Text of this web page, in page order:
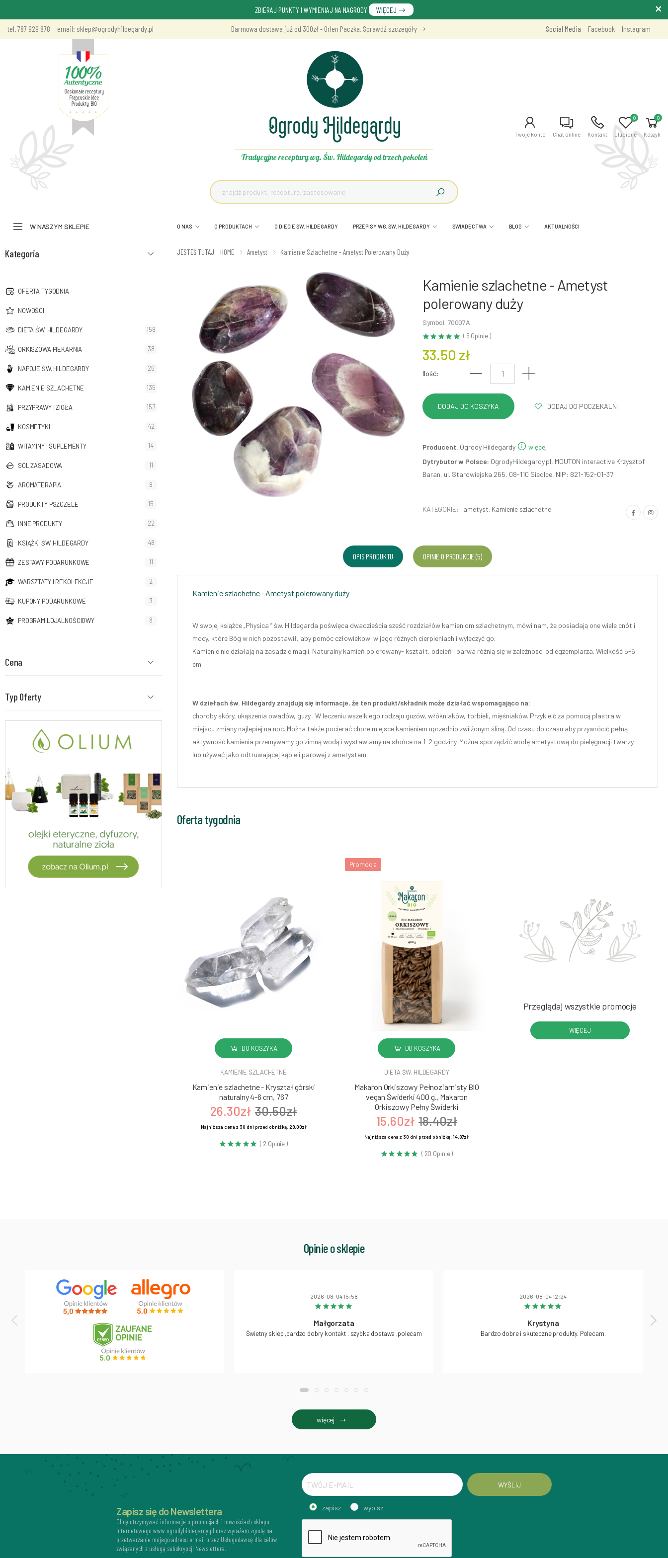
ZBIERAJ PUNKTY I WYMIENIAJ NA NAGRODY
WIĘCEJ
tel. 787 929 878
email: sklep@ogrodyhildegardy.pl Darmowa dostawa już od 300zł - Orlen Paczka. Sprawdź szczegóły Social Media Facebook Instagram
Tradycyjne receptury wg. Św. Hildegardy od trzech pokoleń
Twoje konto Chat online Kontakt Ulubione
0 0
Koszyk
W NASZYM SKLEPIE O NAS O PRODUKTACH O DIECIE ŚW. HILDEGARDY PRZEPISY WG. ŚW. HILDEGARDY ŚWIADECTWA BLOG AKTUALNOŚCI
Kategoria
OFERTA TYGODNIA
NOWOŚCI
DIETA ŚW. HILDEGARDY 159
ORKISZOWA PIEKARNIA 38
NAPOJE ŚW. HILDEGARDY 26
KAMIENIE SZLACHETNE 135
PRZYPRAWY I ZIOŁA 157
KOSMETYKI 42
WITAMINY I SUPLEMENTY 14
SÓL ZASADOWA 11
AROMATERAPIA 9
PRODUKTY PSZCZELE 15
INNE PRODUKTY 22
KSIĄŻKI ŚW. HILDEGARDY 48
ZESTAWY PODARUNKOWE 11
WARSZTATY I REKOLEKCJE 2
KUPONY PODARUNKOWE 3
PROGRAM LOJALNOŚCIOWY 8
Cena
Typ Oferty
JESTEŚ TUTAJ: HOME Ametyst Kamienie Szlachetne - Ametyst Polerowany Duży
Kamienie szlachetne - Ametyst
polerowany duży
Symbol: 70007A
( 5 Opinie )
33.50 zł
Ilość:
DODAJ DO POCZEKALNI
Producent: Ogrody Hildegardy
więcej
Dytrybutor w Polsce: OgrodyHildegardy.pl, MOUTON interactive Krzysztof
Baran, ul. Starowiejska 265, 08-110 Siedlce, NIP: 821-152-01-37
KATEGORIE: ametyst, Kamienie szlachetne
OPIS PRODUKTU OPINIE O PRODUKCIE (5)
Kamienie szlachetne - Ametyst polerowany duży
W swojej książce „Physica ” św. Hildegarda poświęca dwadzieścia sześć rozdziałów kamieniom szlachetnym, mówi nam, że posiadają one wiele cnót i
mocy, które Bóg w nich pozostawił, aby pomóc człowiekowi w jego różnych cierpieniach i wyleczyć go.
Kamienie nie działają na zasadzie magii. Naturalny kamień polerowany- kształt, odcień i barwa różnią się w zależności od egzemplarza. Wielkość 5-6
cm.
W dziełach św. Hildegardy znajdują się informacje, że ten produkt/składnik może działać wspomagająco na:
choroby skóry, ukąszenia owadów, guzy . W leczeniu wszelkiego rodzaju guzów, włókniaków, torbieli, mięśniaków. Przykleić za pomocą plastra w
miejscu zmiany najlepiej na noc. Można także pocierać chore miejsce kamieniem uprzednio zwilżonym śliną. Od czasu do czasu aby przywrócić pełną
aktywność kamienia przemywamy go zimną wodą i wystawiamy na słońce na 1-2 godziny. Można sporządzić wodę ametystową do pielęgnacji twarzy
lub używać jako odtruwającej kąpieli parowej z ametystem.
Oferta tygodnia
DO KOSZYKA
KAMIENIE SZLACHETNE
Kamienie szlachetne - Kryształ górski
naturalny 4-6 cm, 767
26.30zł 30.50zł
Najniższa cena z 30 dni przed obniżką:29.00zł
( 2 Opinie )
Promocja
DO KOSZYKA
DIETA ŚW. HILDEGARDY
Makaron Orkiszowy Pełnoziarnisty BIO
vegan Świderki 400 g., Makaron
Orkiszowy Pełny Świderki
15.60zł 18.40zł
Najniższa cena z 30 dni przed obniżką:14.87zł
( 20 Opinie )
Przeglądaj wszystkie promocje
WIĘCEJ
Opinie o sklepie
2026-08-04 15:58
Małgorzata
Świetny sklep ,bardzo dobry kontakt , szybka dostawa ,polecam
2026-08-04 12:24
Krystyna
Bardzo dobre i skuteczne produkty. Polecam.
więcej
Zapisz się do Newslettera
Chcę otrzymywać informacje o promocjach i nowościach sklepu
internetowego www.ogrodyhildegardy.pl oraz wyrażam zgodę na
przetwarzanie mojego adresu e-mail przez Usługodawcę dla celów
związanych z usługą subskrypcji Newslettera.
WYŚLIJ
zapisz wypisz